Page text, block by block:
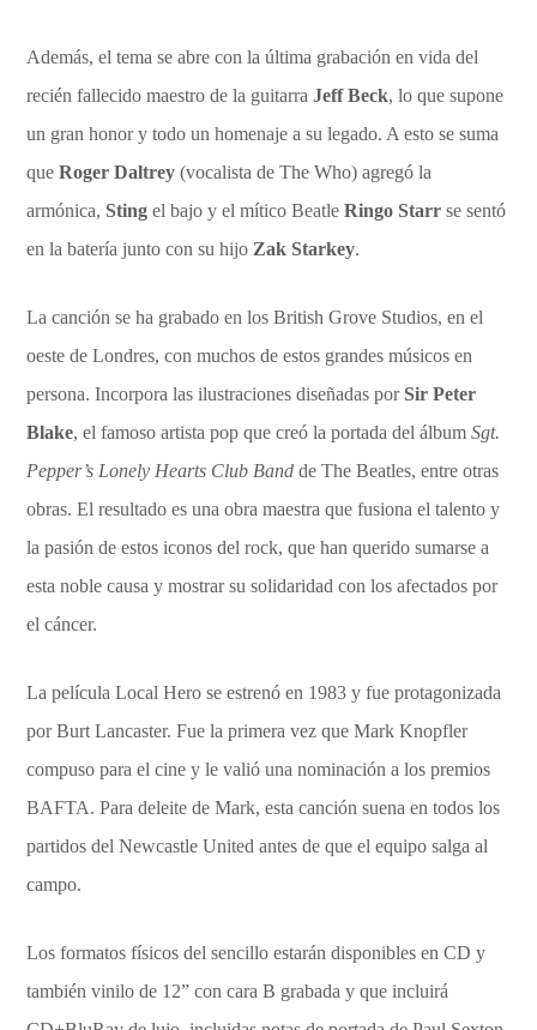
Además, el tema se abre con la última grabación en vida del
recién fallecido maestro de la guitarraJeff Beck, lo que supone
un gran honor y todo un homenaje a su legado. A esto se suma
queRoger Daltrey (vocalista de The Who) agregó la
armónica, Sting el bajo y el mítico BeatleRingo Starr se sentó
en la batería junto con su hijo Zak Starkey.
La canción se ha grabado en los British Grove Studios, en el
oeste de Londres, con muchos de estos grandes músicos en
persona. Incorpora las ilustraciones diseñadas por Sir Peter
Blake, el famoso artista pop que creó la portada del álbumSgt.
Pepper’s Lonely Hearts Club Band de The Beatles, entre otras
obras. El resultado es una obra maestra que fusiona el talento y
la pasión de estos iconos del rock, que han querido sumarse a
esta noble causa y mostrar su solidaridad con los afectados por
el cáncer.
La película Local Hero se estrenó en 1983 y fue protagonizada
por Burt Lancaster. Fue la primera vez que Mark Knopfler
compuso para el cine y le valió una nominación a los premios
BAFTA. Para deleite de Mark, esta canción suena en todos los
partidos del Newcastle United antes de que el equipo salga al
campo.
Los formatos físicos del sencillo estarán disponibles en CD y
también vinilo de 12” con cara B grabada y que incluirá